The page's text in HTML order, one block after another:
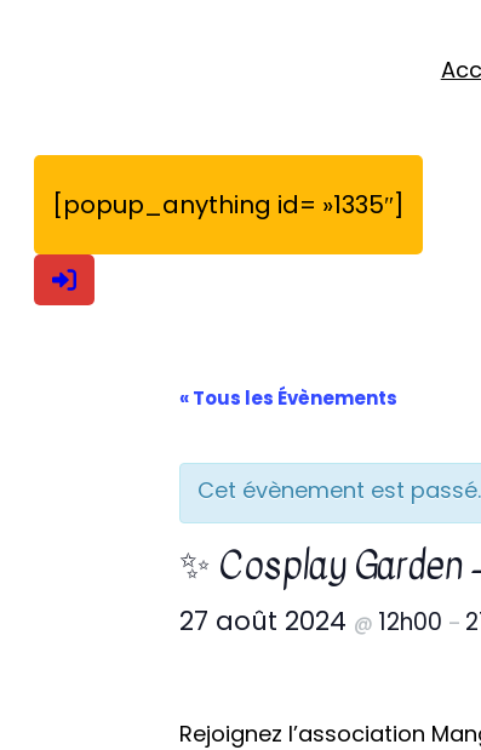
[popup_anything id= »1335″]
« Tous les Évènements
Cet évènement est passé.
✨ Cosplay
27 août 2024 @ 12h00 –
Rejoignez l’association